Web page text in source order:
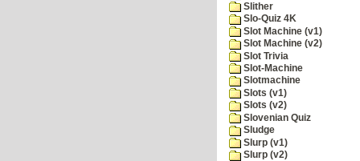
Slither
Slo-Quiz 4K
Slot Machine (v1)
Slot Machine (v2)
Slot Trivia
Slot-Machine
Slotmachine
Slots (v1)
Slots (v2)
Slovenian Quiz
Sludge
Slurp (v1)
Slurp (v2)